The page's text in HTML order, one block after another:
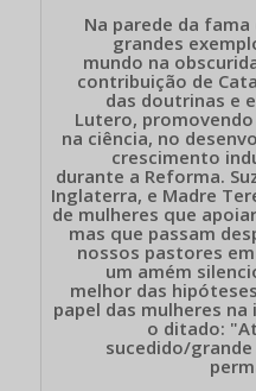
Na parede da
grandes
mundo na
contribuição de
das doutrinas e
Lutero,
na ciência, no
crescimento
durante a Reforma.
Inglaterra, e Madre
de mulheres que
mas que passam
nossos pastores
um amém
melhor das
papel das mulheres
o ditado:
sucedido/